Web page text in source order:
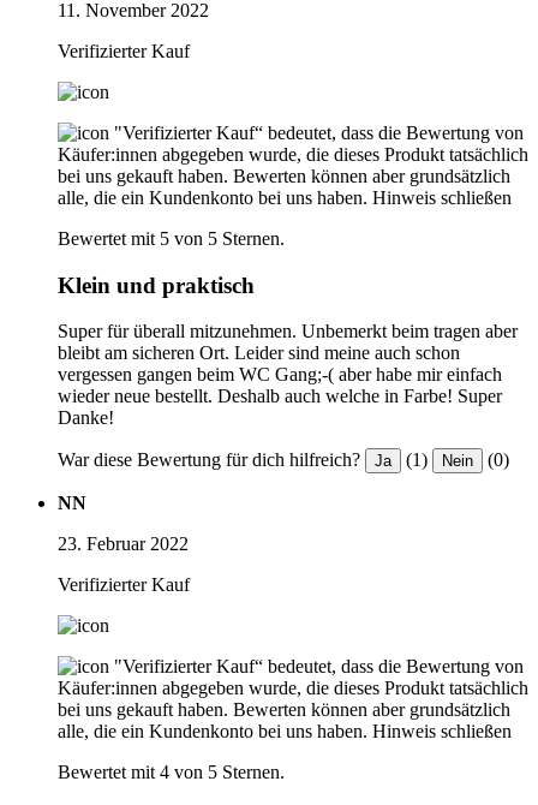
11. November 2022
Verifizierter Kauf
"Verifizierter Kauf“ bedeutet, dass die Bewertung von
Käufer:innen abgegeben wurde, die dieses Produkt tatsächlich
bei uns gekauft haben. Bewerten können aber grundsätzlich
alle, die ein Kundenkonto bei uns haben. Hinweis schließen
Bewertet mit 5 von 5 Sternen.
Klein und praktisch
Super für überall mitzunehmen. Unbemerkt beim tragen aber
bleibt am sicheren Ort. Leider sind meine auch schon
vergessen gangen beim WC Gang;-( aber habe mir einfach
wieder neue bestellt. Deshalb auch welche in Farbe! Super
Danke!
War diese Bewertung für dich hilfreich? Ja (1) Nein (0)
NN
23. Februar 2022
Verifizierter Kauf
"Verifizierter Kauf“ bedeutet, dass die Bewertung von
Käufer:innen abgegeben wurde, die dieses Produkt tatsächlich
bei uns gekauft haben. Bewerten können aber grundsätzlich
alle, die ein Kundenkonto bei uns haben. Hinweis schließen
Bewertet mit 4 von 5 Sternen.